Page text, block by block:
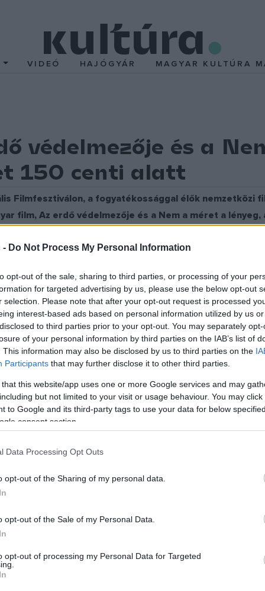
- Do Not Process My Personal Information
opt-out of the sale, sharing to third parties, or processing of your
for targeted advertising by us, please use the below opt-out
selection. Please note that after your opt-out request is processed
interest-based ads based on personal information utilized by us
to third parties prior to your opt-out. You may separately
of your personal information by third parties on the IAB’s list of
This information may also be disclosed by us to third parties on the
Participants that may further disclose it to other third parties.
that this website/app uses one or more Google services and may
but not limited to your visit or usage behaviour. You may
to Google and its third-party tags to use your data for below
consent section.
Data Processing Opt Outs
opt-out of the Sharing of my personal data.
opt-out of the Sale of my Personal Data.
opt-out of processing my Personal Data for Targeted
VIDEÓ HAJÓGYÁR MAGYAR KULTÚRA
védelmezője és a
150 centi alatt
Filmfesztiválon, a fogyatékossággal élők nemzetközi
film, Az erdő védelmezője és a Nem a méret a
kontinens 33 országából beérkező 192 alkotásból 60
vetítéseket, kiegészítve a fővárosi helyszínt.
a fogyatékossággal élő, speciális filmesek munkái és a
jótékonysági koncerttel és Gömbös OlivérFutottam
fővédnöke úgy fogalmazott: „Az alkotás folyamata
végzik munkájukat, nekik a film nem a hírnevet és a csillogást
elmondta: a Magyar Speciális Mozgókép
helyzetű csoportjai számára is minél könnyebben
kísérhették annak a 33 országnak az alkotói is, akik
védelmezője és a Nem a méret a lényeg, avagy élet 150
(Magyarország) és a (Egyesült Királyság) című film. Az
és a